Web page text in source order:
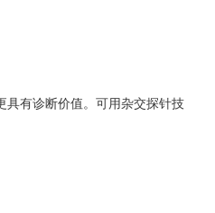
有诊断价值。可用杂交探针技